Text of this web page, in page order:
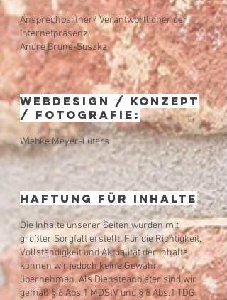
Ansprechpartner/ Verantwortlicher der
Internetpräsenz:
Andre Brune-Suszka​
Webdesign / Konzept
/ Fotografie:​
Wiebke Meyer-Lüters
Haftung für Inhalte​
Die Inhalte unserer Seiten wurden mit
größter Sorgfalt erstellt. Für die Richtigkeit,
Vollständigkeit und Aktualität der Inhalte
können wir jedoch keine Gewähr
übernehmen. Als Diensteanbieter sind wir
gemäß § 6 Abs.1 MDStV und § 8 Abs.1 TDG